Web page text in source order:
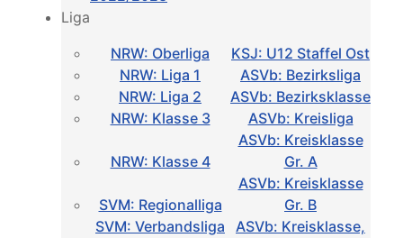
Liga
NRW: Oberliga
KSJ: U12 Staffel Ost
NRW: Liga 1
ASVb: Bezirksliga
NRW: Liga 2
ASVb: Bezirksklasse
NRW: Klasse 3
ASVb: Kreisliga
NRW: Klasse 4
ASVb: Kreisklasse
Gr. A
SVM: Regionalliga
ASVb: Kreisklasse
Gr. B
SVM: Verbandsliga
ASVb: Kreisklasse,